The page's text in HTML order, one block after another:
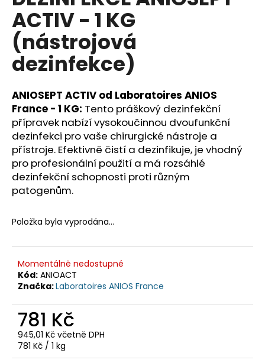
0,0
z
5
hvězdiček.
ACTIV - 1 KG
(nástrojová
dezinfekce)
ANIOSEPT ACTIV od Laboratoires ANIOS
France - 1 KG: Tento práškový dezinfekční
přípravek nabízí vysokoučinnou dvoufunkční
dezinfekci pro vaše chirurgické nástroje a
přístroje. Efektivně čistí a dezinfikuje, je vhodný
pro profesionální použití a má rozsáhlé
dezinfekční schopnosti proti různým
patogenům.
Položka byla vyprodána…
Momentálně nedostupné
Kód: ANIOACT
Značka:Laboratoires ANIOS France
781 Kč
945,01 Kč včetně DPH
Měrná
cena:
781 Kč / 1 kg
a
j
í
t
?
HLEDAT
D
o
p
o
č
u
e
m
e